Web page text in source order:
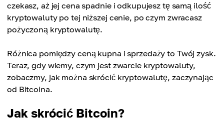
czekasz, aż jej cena spadnie i odkupujesz tę samą ilość
kryptowaluty po tej niższej cenie, po czym zwracasz
pożyczoną kryptowalutę.
Różnica pomiędzy ceną kupna i sprzedaży to Twój zysk.
Teraz, gdy wiemy, czym jest zwarcie kryptowaluty,
zobaczmy, jak można skrócić kryptowalutę, zaczynając
od Bitcoina.
Jak skrócić Bitcoin?